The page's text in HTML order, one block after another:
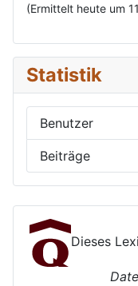
(Ermittelt heute um
Statistik
Benutzer
Beiträge
Dieses